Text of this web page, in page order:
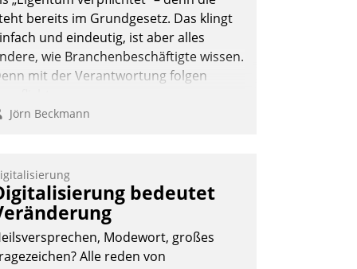
bereits im Grundgesetz. Das klingt
und eindeutig, ist aber alles
wie Branchenbeschäftigte wissen.
mit der Verantwortung folgen
Jörn Beckmann
bedeutet
Modewort, großes
Alle reden von